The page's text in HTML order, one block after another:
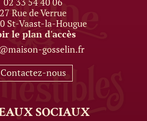
27 Rue de Verrue
St-Vaast-la-Hougue
le plan d'accès
gosselin.fr
Contactez-nous
SOCIAUX